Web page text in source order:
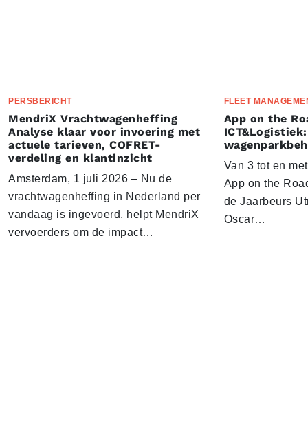
PERSBERICHT
MendriX Vrachtwagenheffing
Analyse klaar voor invoering met
actuele tarieven, COFRET-
verdeling en klantinzicht
Amsterdam, 1 juli 2026 – Nu de
vrachtwagenheffing in Nederland per
vandaag is ingevoerd, helpt MendriX
vervoerders om de impact…
FLEET
App on the
Van 3 tot en
App on the
de Jaarbeurs
Oscar…